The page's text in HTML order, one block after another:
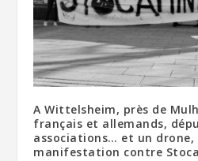
A Wittelsheim, près de
français et allemands,
associations… et un
manifestation contre